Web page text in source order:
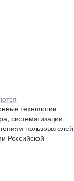
технологии
систематизации
пользователей
Российской